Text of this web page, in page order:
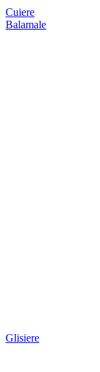
Cuiere
Balamale
Glisiere